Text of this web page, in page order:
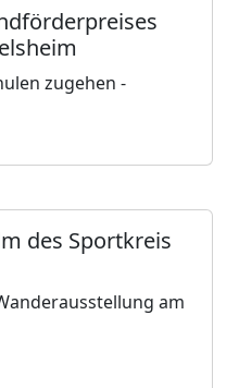
zugehen -
des Sportkreis
am